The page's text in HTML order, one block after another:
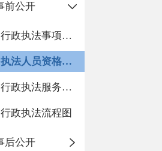
前公开
行政执法事项清单
执法人员资格清单
行政执法服务指南
行政执法流程图
后公开